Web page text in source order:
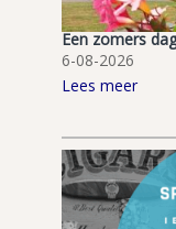
Een zomers
6-08-2026
Lees meer